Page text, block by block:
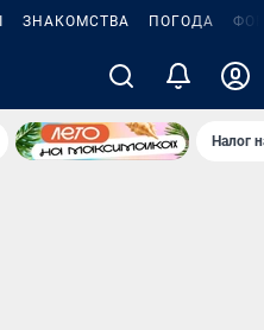
ЗНАКОМСТВА ПОГОДА
Налог